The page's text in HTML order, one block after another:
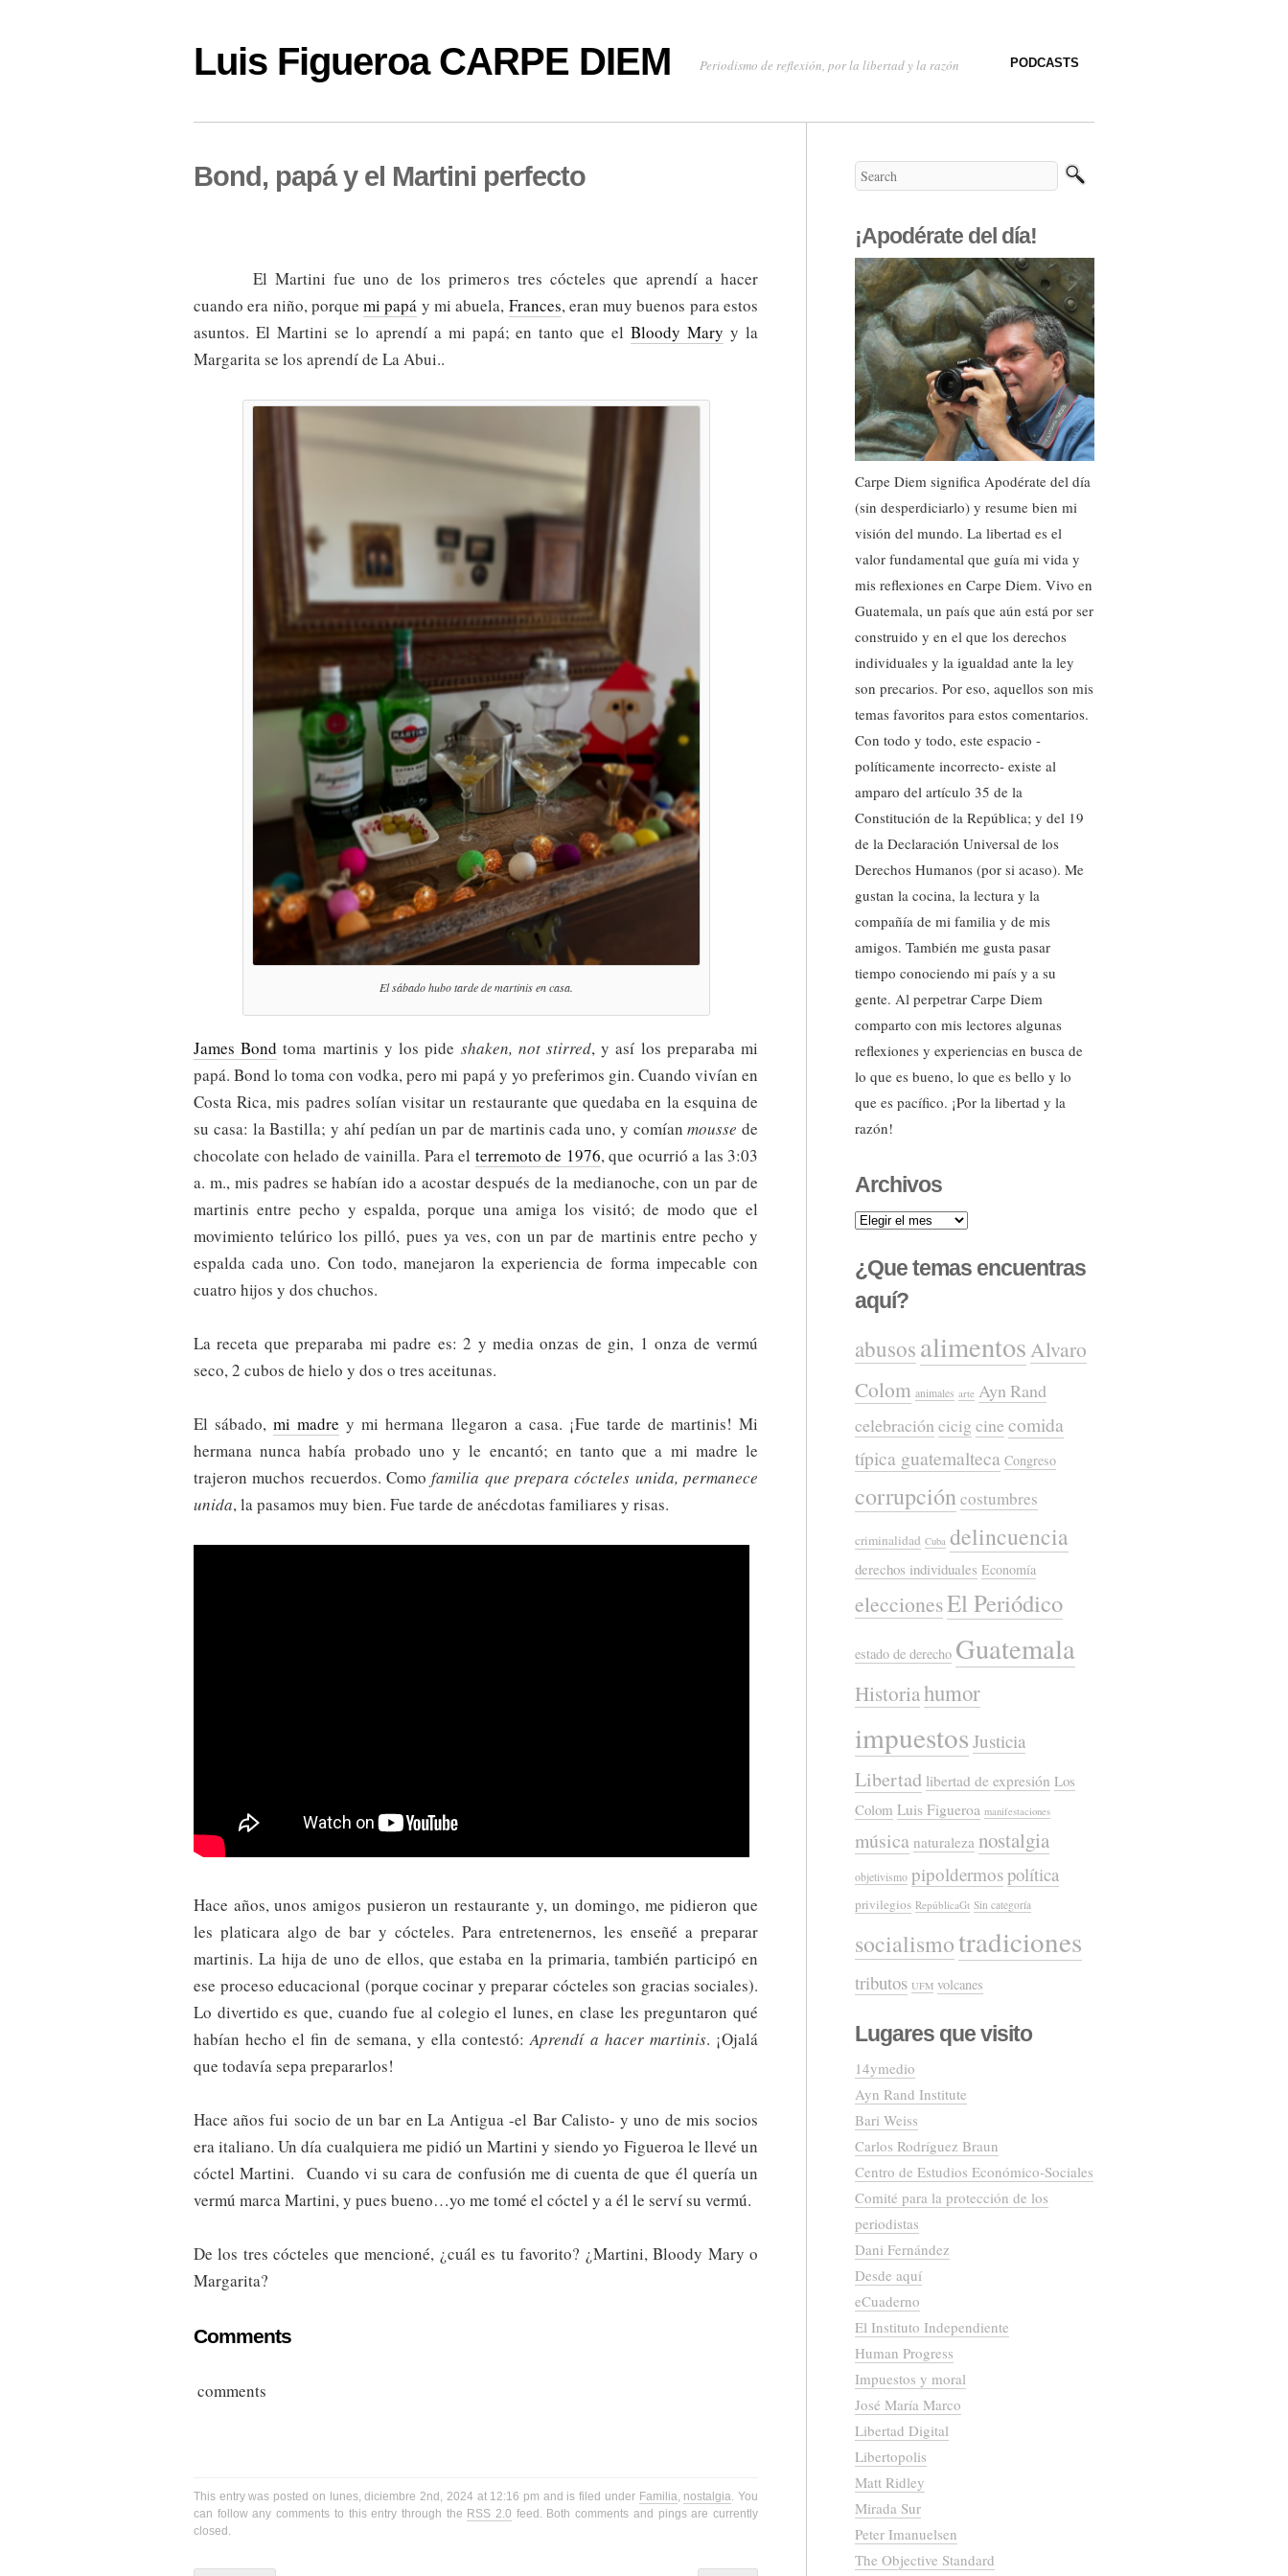
Luis Figueroa CARPE DIEM Periodismo de reflexión, por la libertad y la razón PODCASTS
Bond, papá y el Martini perfecto
El Martini fue uno de los primeros tres cócteles que aprendí a hacer
cuando era niño, porquemi papá y mi abuela, Frances, eran muy buenos para estos
asuntos. El Martini se lo aprendí a mi papá; en tanto que elBloody Mary y la
Margarita se los aprendí de La Abui..
El sábado hubo tarde de martinis en casa.
James Bond toma martinis y los pide shaken, not stirred, y así los preparaba mi
papá. Bond lo toma con vodka, pero mi papá y yo preferimos gin. Cuando vivían en
Costa Rica, mis padres solían visitar un restaurante que quedaba en la esquina de
su casa: la Bastilla; y ahí pedían un par de martinis cada uno, y comíanmousse de
chocolate con helado de vainilla. Para el terremoto de 1976, que ocurrió a las 3:03
a. m., mis padres se habían ido a acostar después de la medianoche, con un par de
martinis entre pecho y espalda, porque una amiga los visitó; de modo que el
movimiento telúrico los pilló, pues ya ves, con un par de martinis entre pecho y
espalda cada uno. Con todo, manejaron la experiencia de forma impecable con
cuatro hijos y dos chuchos.
La receta que preparaba mi padre es: 2 y media onzas de gin, 1 onza de vermú
seco, 2 cubos de hielo y dos o tres aceitunas.
El sábado,mi madre y mi hermana llegaron a casa. ¡Fue tarde de martinis! Mi
hermana nunca había probado uno y le encantó; en tanto que a mi madre le
trajeron muchos recuerdos. Comofamilia que prepara cócteles unida, permanece
unida, la pasamos muy bien. Fue tarde de anécdotas familiares y risas.
Hace años, unos amigos pusieron un restaurante y, un domingo, me pidieron que
les platicara algo de bar y cócteles. Para entretenernos, les enseñé a preparar
martinis. La hija de uno de ellos, que estaba en la primaria, también participó en
ese proceso educacional (porque cocinar y preparar cócteles son gracias sociales).
Lo divertido es que, cuando fue al colegio el lunes, en clase les preguntaron qué
habían hecho el fin de semana, y ella contestó:Aprendí a hacer martinis. ¡Ojalá
que todavía sepa prepararlos!
Hace años fui socio de un bar en La Antigua -el Bar Calisto- y uno de mis socios
era italiano. Un día cualquiera me pidió un Martini y siendo yo Figueroa le llevé un
cóctel Martini. Cuando vi su cara de confusión me di cuenta de que él quería un
vermú marca Martini, y pues bueno…yo me tomé el cóctel y a él le serví su vermú.
De los tres cócteles que mencioné, ¿cuál es tu favorito? ¿Martini, Bloody Mary o
Margarita?
Comments
comments
This entry was posted on lunes, diciembre 2nd, 2024 at 12:16 pm and is filed under Familia nostalgia . You
can follow any comments to this entry through the RSS 2.0 feed. Both comments and pings are currently
closed.
¡Apodérate del día!
Carpe Diem significa Apodérate del día
(sin desperdiciarlo) y resume bien mi
visión del mundo. La libertad es el
valor fundamental que guía mi vida y
mis reflexiones en Carpe Diem. Vivo en
Guatemala, un país que aún está por ser
construido y en el que los derechos
individuales y la igualdad ante la ley
son precarios. Por eso, aquellos son mis
temas favoritos para estos comentarios.
Con todo y todo, este espacio -
políticamente incorrecto- existe al
amparo del artículo 35 de la
Constitución de la República; y del 19
de la Declaración Universal de los
Derechos Humanos (por si acaso). Me
gustan la cocina, la lectura y la
compañía de mi familia y de mis
amigos. También me gusta pasar
tiempo conociendo mi país y a su
gente. Al perpetrar Carpe Diem
comparto con mis lectores algunas
reflexiones y experiencias en busca de
lo que es bueno, lo que es bello y lo
que es pacífico. ¡Por la libertad y la
razón!
Archivos
Archivos
¿Que temas encuentras
aquí?
abusos alimentosAlvaro
Colom animales arte Ayn Rand
celebración cicig cine comida
típica guatemalteca Congreso
corrupcióncostumbres
criminalidad Cuba delincuencia
derechos individuales Economía
eleccionesEl Periódico
estado de derecho Guatemala
Historiahumor
impuestos Justicia
Libertad libertad de expresión Los
Colom Luis Figueroa manifestaciones
música naturaleza nostalgia
objetivismo pipoldermospolítica
privilegios RepúblicaGt Sin categoría
socialismotradiciones
tributos UFM volcanes
Lugares que visito
14ymedio
Ayn Rand Institute
Bari Weiss
Carlos Rodríguez Braun
Centro de Estudios Económico-Sociales
Comité para la protección de los
periodistas
Dani Fernández
Desde aquí
eCuaderno
El Instituto Independiente
Human Progress
Impuestos y moral
José María Marco
Libertad Digital
Libertopolis
Matt Ridley
Mirada Sur
Peter Imanuelsen
The Objective Standard